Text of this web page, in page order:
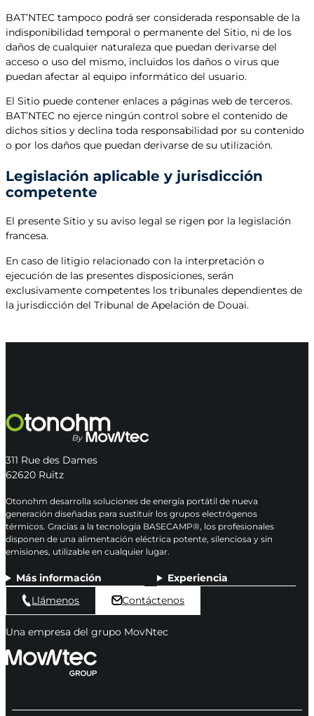
BAT’NTEC tampoco podrá ser considerada responsable de la
indisponibilidad temporal o permanente del Sitio, ni de los
daños de cualquier naturaleza que puedan derivarse del
acceso o uso del mismo, incluidos los daños o virus que
puedan afectar al equipo informático del usuario.
El Sitio puede contener enlaces a páginas web de terceros.
BAT’NTEC no ejerce ningún control sobre el contenido de
dichos sitios y declina toda responsabilidad por su contenido
o por los daños que puedan derivarse de su utilización.
Legislación aplicable y jurisdicción
competente
El presente Sitio y su aviso legal se rigen por la legislación
francesa.
En caso de litigio relacionado con la interpretación o
ejecución de las presentes disposiciones, serán
exclusivamente competentes los tribunales dependientes de
la jurisdicción del Tribunal de Apelación de Douai.
311 Rue des Dames
62620 Ruitz
Otonohm desarrolla soluciones de energía portátil de nueva
generación diseñadas para sustituir los grupos electrógenos
térmicos. Gracias a la tecnología BASECAMP®, los profesionales
disponen de una alimentación eléctrica potente, silenciosa y sin
emisiones, utilizable en cualquier lugar.
Más información
Experiencia
Llámenos
Contáctenos
Una empresa del grupo MovNtec